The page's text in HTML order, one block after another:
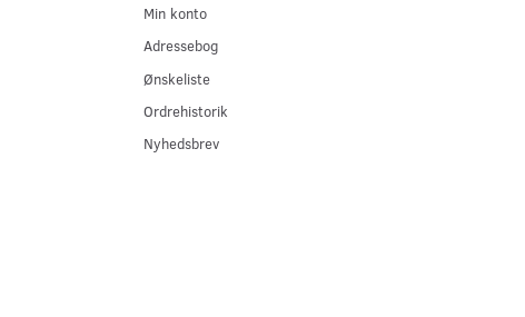
Min konto
Adressebog
Ønskeliste
Ordrehistorik
Nyhedsbrev